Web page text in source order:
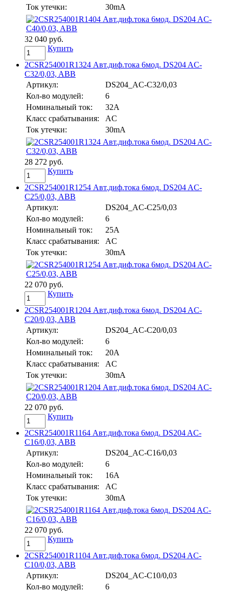
Ток утечки:
30mA
32 040 руб.
Купить
2CSR254001R1324 Авт.диф.тока 6мод. DS204 AC-
C32/0,03, ABB
Артикул:
DS204_AC-C32/0,03
Кол-во модулей:
6
Номинальный ток:
32A
Класс срабатывания:
AC
Ток утечки:
30mA
28 272 руб.
Купить
2CSR254001R1254 Авт.диф.тока 6мод. DS204 AC-
C25/0,03, ABB
Артикул:
DS204_AC-C25/0,03
Кол-во модулей:
6
Номинальный ток:
25A
Класс срабатывания:
AC
Ток утечки:
30mA
22 070 руб.
Купить
2CSR254001R1204 Авт.диф.тока 6мод. DS204 AC-
C20/0,03, ABB
Артикул:
DS204_AC-C20/0,03
Кол-во модулей:
6
Номинальный ток:
20A
Класс срабатывания:
AC
Ток утечки:
30mA
22 070 руб.
Купить
2CSR254001R1164 Авт.диф.тока 6мод. DS204 AC-
C16/0,03, ABB
Артикул:
DS204_AC-C16/0,03
Кол-во модулей:
6
Номинальный ток:
16A
Класс срабатывания:
AC
Ток утечки:
30mA
22 070 руб.
Купить
2CSR254001R1104 Авт.диф.тока 6мод. DS204 AC-
C10/0,03, ABB
Артикул:
DS204_AC-C10/0,03
Кол-во модулей:
6